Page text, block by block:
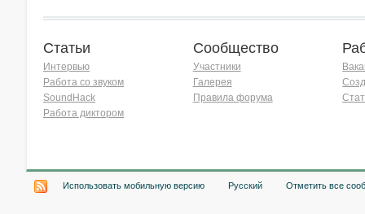
Статьи
Интервью
Работа со звуком
SoundHack
Работа диктором
Сообщество
Участники
Галерея
Правила форума
Использовать мобильную версию Русский Отметить все